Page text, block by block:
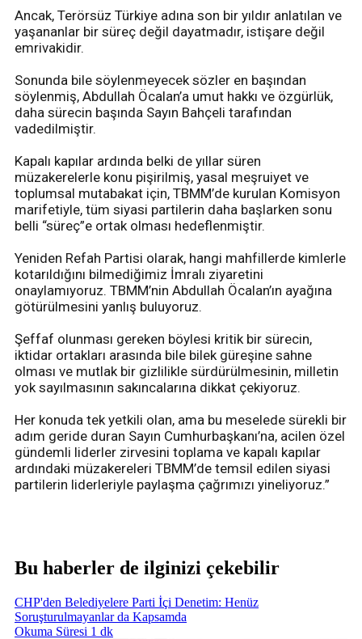
Ancak, Terörsüz Türkiye adına son bir yıldır anlatılan ve
yaşananlar bir süreç değil dayatmadır, istişare değil
emrivakidir.
Sonunda bile söylenmeyecek sözler en başından
söylenmiş, Abdullah Öcalan’a umut hakkı ve özgürlük,
daha sürecin başında Sayın Bahçeli tarafından
vadedilmiştir.
Kapalı kapılar ardında belki de yıllar süren
müzakerelerle konu pişirilmiş, yasal meşruiyet ve
toplumsal mutabakat için, TBMM’de kurulan Komisyon
marifetiyle, tüm siyasi partilerin daha başlarken sonu
belli “süreç”e ortak olması hedeflenmiştir.
Yeniden Refah Partisi olarak, hangi mahfillerde kimlerle
kotarıldığını bilmediğimiz İmralı ziyaretini
onaylamıyoruz. TBMM’nin Abdullah Öcalan’ın ayağına
götürülmesini yanlış buluyoruz.
Şeffaf olunması gereken böylesi kritik bir sürecin,
iktidar ortakları arasında bile bilek güreşine sahne
olması ve mutlak bir gizlilikle sürdürülmesinin, milletin
yok sayılmasının sakıncalarına dikkat çekiyoruz.
Her konuda tek yetkili olan, ama bu meselede sürekli bir
adım geride duran Sayın Cumhurbaşkanı’na, acilen özel
gündemli liderler zirvesini toplama ve kapalı kapılar
ardındaki müzakereleri TBMM’de temsil edilen siyasi
partilerin liderleriyle paylaşma çağrımızı yineliyoruz.”
Bu haberler de ilginizi çekebilir
CHP'den Belediyelere Parti İçi Denetim: Henüz
Soruşturulmayanlar da Kapsamda
Okuma Süresi 1 dk